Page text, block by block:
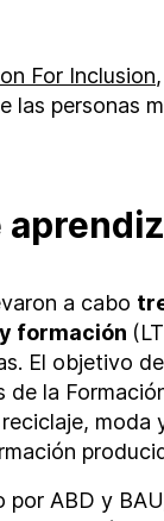
For Inclusion
las personas
a cabo
formación
El objetivo
la
moda
por ABD y